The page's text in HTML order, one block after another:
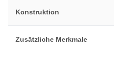
Konstruktion
Zusätzliche Merkmale